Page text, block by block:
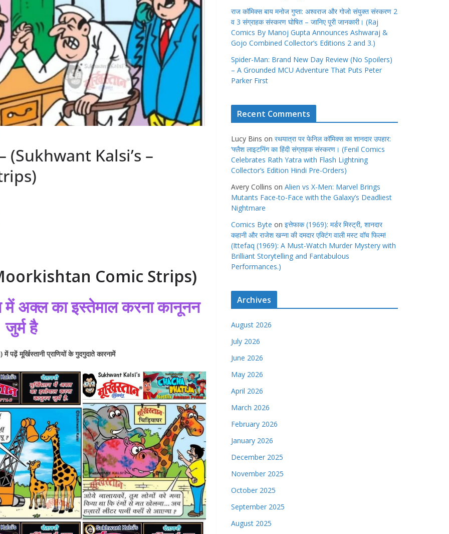
(Sukhwant Kalsi’s –
(Moorkishtan Comic Strips)
में अक्ल का इस्तेमाल करना कानूनन
जुर्म है
मूर्खिस्तानी प्राणियों के गुदगुदाते कारनामें
राज कॉमिक्स बाय मनोज गुप्ता: अश्वराज और गोजो संयुक्त संस्करण 2
व 3 संग्राहक संस्करण घोषित – जानिए पूरी जानकारी। (Raj
Comics By Manoj Gupta Announces Ashwaraj &
Gojo Combined Collector’s Editions 2 and 3.)
Spider-Man: Brand New Day Review (No Spoilers)
– A Grounded MCU Adventure That Puts Peter
Parker First
Recent Comments
Lucy Bins on रथयात्रा पर फेनिल कॉमिक्स का शानदार उपहार:
‘फ्लैश लाइटनिंग का हिंदी संग्राहक संस्करण। (Fenil Comics
Celebrates Rath Yatra with Flash Lightning
Collector’s Edition Hindi Pre-Orders)
Avery Collins on Alien vs X-Men: Marvel Brings
Mutants Face-to-Face with the Galaxy’s Deadliest
Nightmare
Comics Byte on इत्तेफाक (1969): मर्डर मिस्ट्री, शानदार
कहानी और राजेश खन्ना की दमदार एक्टिंग वाली मस्ट वाॅच फिल्म!
(Ittefaq (1969): A Must-Watch Murder Mystery with
Brilliant Storytelling and Fantabulous
Performances.)
Archives
August 2026
July 2026
June 2026
May 2026
April 2026
March 2026
February 2026
January 2026
December 2025
November 2025
October 2025
September 2025
August 2025